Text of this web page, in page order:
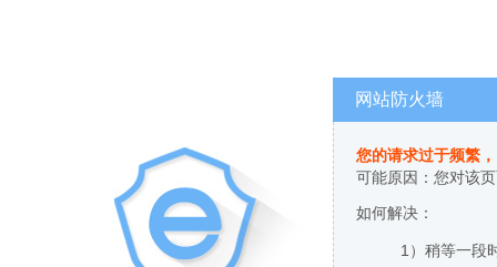
网站防火墙
您的请求过于频繁
可能原因：您对该
如何解决：
1）稍等一段